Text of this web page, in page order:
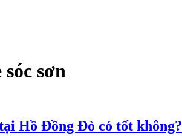
sơn
Hồ Đồng Đò có tốt không?